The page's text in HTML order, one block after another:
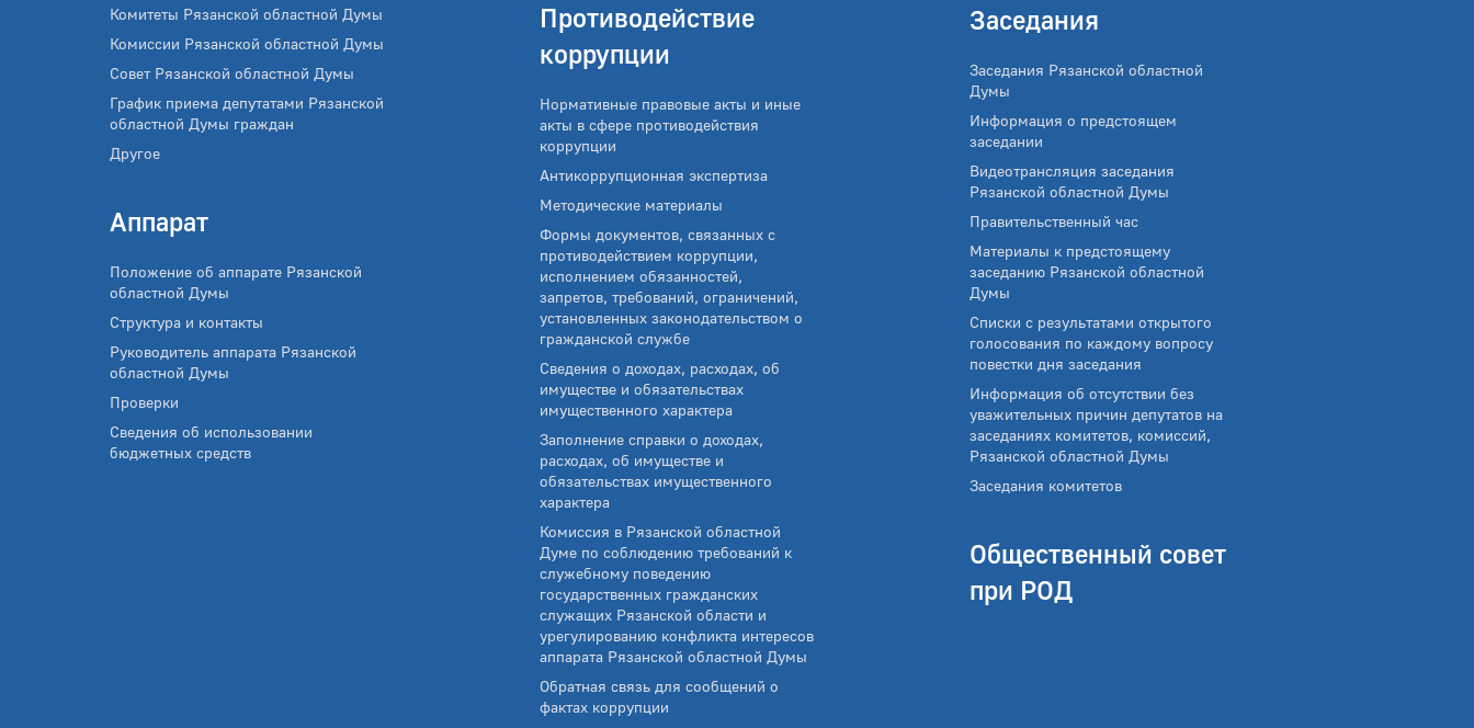
Комитеты Рязанской областной Думы
Комиссии Рязанской областной Думы
Совет Рязанской областной Думы
График приема депутатами Рязанской
областной Думы граждан
Другое
Аппарат
Положение об аппарате Рязанской
областной Думы
Структура и контакты
Руководитель аппарата Рязанской
областной Думы
Проверки
Сведения об использовании
бюджетных средств
Противодействие
коррупции
Нормативные правовые акты и иные
акты в сфере противодействия
коррупции
Антикоррупционная экспертиза
Методические материалы
Формы документов, связанных с
противодействием коррупции,
исполнением обязанностей,
запретов, требований, ограничений,
установленных законодательством о
гражданской службе
Сведения о доходах, расходах, об
имуществе и обязательствах
имущественного характера
Заполнение справки о доходах,
расходах, об имуществе и
обязательствах имущественного
характера
Комиссия в Рязанской областной
Думе по соблюдению требований к
служебному поведению
государственных гражданских
служащих Рязанской области и
урегулированию конфликта интересов
аппарата Рязанской областной Думы
Обратная связь для сообщений о
фактах коррупции
Заседания
Заседания Рязанской областной
Думы
Информация о предстоящем
заседании
Видеотрансляция заседания
Рязанской областной Думы
Правительственный час
Материалы к предстоящему
заседанию Рязанской областной
Думы
Списки с результатами открытого
голосования по каждому вопросу
повестки дня заседания
Информация об отсутствии без
уважительных причин депутатов на
заседаниях комитетов, комиссий,
Рязанской областной Думы
Заседания комитетов
Общественный совет
при РОД